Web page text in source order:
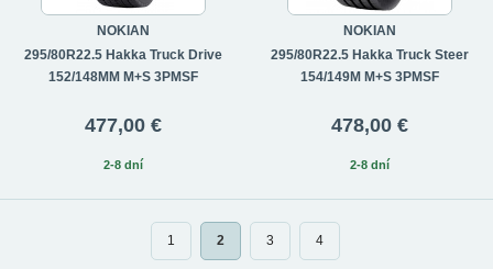
NOKIAN
295/80R22.5 Hakka Truck Drive
152/148MM M+S 3PMSF
477,00 €
2-8 dní
NOKIAN
295/80R22.5 Hakka Truck Steer
154/149M M+S 3PMSF
478,00 €
2-8 dní
1 2 3 4